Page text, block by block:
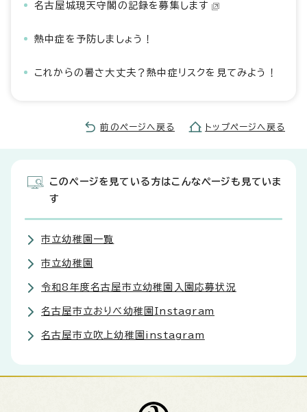
名古屋城現天守閣の記録を募集します
熱中症を予防しましょう！
これからの暑さ大丈夫？熱中症リスクを見てみよう！
前のページへ戻る トップページへ戻る
このページを見ている方はこんなページも見ていま
す
市立幼稚園一覧
市立幼稚園
令和8年度名古屋市立幼稚園入園応募状況
名古屋市立おりべ幼稚園Instagram
名古屋市立吹上幼稚園instagram